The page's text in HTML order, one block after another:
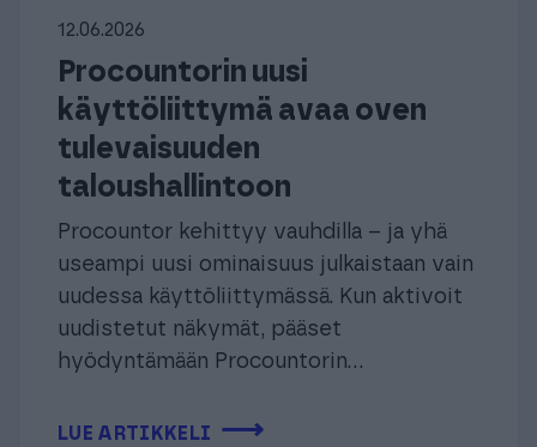
12.06.2026
Procountorin uusi
käyttöliittymä avaa oven
tulevaisuuden
taloushallintoon
Procountor kehittyy vauhdilla – ja yhä
useampi uusi ominaisuus julkaistaan vain
uudessa käyttöliittymässä. Kun aktivoit
uudistetut näkymät, pääset
hyödyntämään Procountorin...
LUE ARTIKKELI ⟶